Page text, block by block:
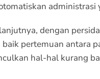
administrasi
dengan
pertemuan antara
hal-hal kurang